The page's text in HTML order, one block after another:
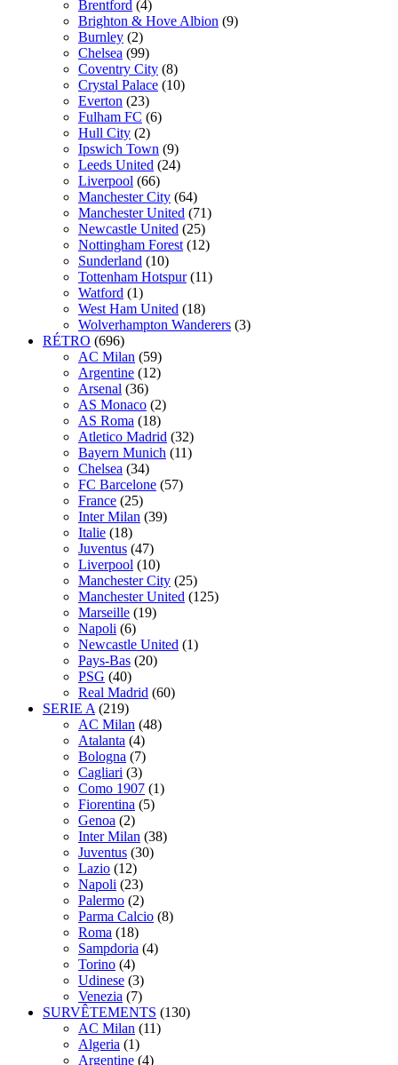
Brentford (4)
Brighton & Hove Albion (9)
Burnley (2)
Chelsea (99)
Coventry City (8)
Crystal Palace (10)
Everton (23)
Fulham FC (6)
Hull City (2)
Ipswich Town (9)
Leeds United (24)
Liverpool (66)
Manchester City (64)
Manchester United (71)
Newcastle United (25)
Nottingham Forest (12)
Sunderland (10)
Tottenham Hotspur (11)
Watford (1)
West Ham United (18)
Wolverhampton Wanderers (3)
RÉTRO (696)
AC Milan (59)
Argentine (12)
Arsenal (36)
AS Monaco (2)
AS Roma (18)
Atletico Madrid (32)
Bayern Munich (11)
Chelsea (34)
FC Barcelone (57)
France (25)
Inter Milan (39)
Italie (18)
Juventus (47)
Liverpool (10)
Manchester City (25)
Manchester United (125)
Marseille (19)
Napoli (6)
Newcastle United (1)
Pays-Bas (20)
PSG (40)
Real Madrid (60)
SERIE A (219)
AC Milan (48)
Atalanta (4)
Bologna (7)
Cagliari (3)
Como 1907 (1)
Fiorentina (5)
Genoa (2)
Inter Milan (38)
Juventus (30)
Lazio (12)
Napoli (23)
Palermo (2)
Parma Calcio (8)
Roma (18)
Sampdoria (4)
Torino (4)
Udinese (3)
Venezia (7)
SURVÊTEMENTS (130)
AC Milan (11)
Algeria (1)
Argentine (4)